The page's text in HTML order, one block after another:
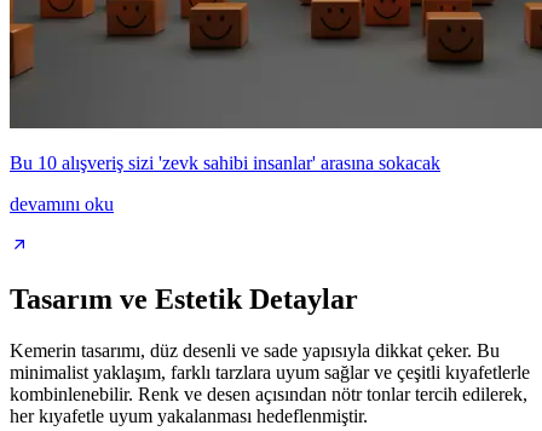
Bu 10 alışveriş sizi 'zevk sahibi insanlar' arasına sokacak
devamını oku
Tasarım ve Estetik Detaylar
Kemerin tasarımı, düz desenli ve sade yapısıyla dikkat çeker. Bu
minimalist yaklaşım, farklı tarzlara uyum sağlar ve çeşitli kıyafetlerle
kombinlenebilir. Renk ve desen açısından nötr tonlar tercih edilerek,
her kıyafetle uyum yakalanması hedeflenmiştir.